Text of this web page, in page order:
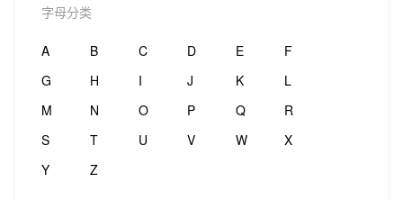
字母分类
A B C D E
F
G
H I J K
L
M
N O P Q
R
S
T U V W
X
Y
Z